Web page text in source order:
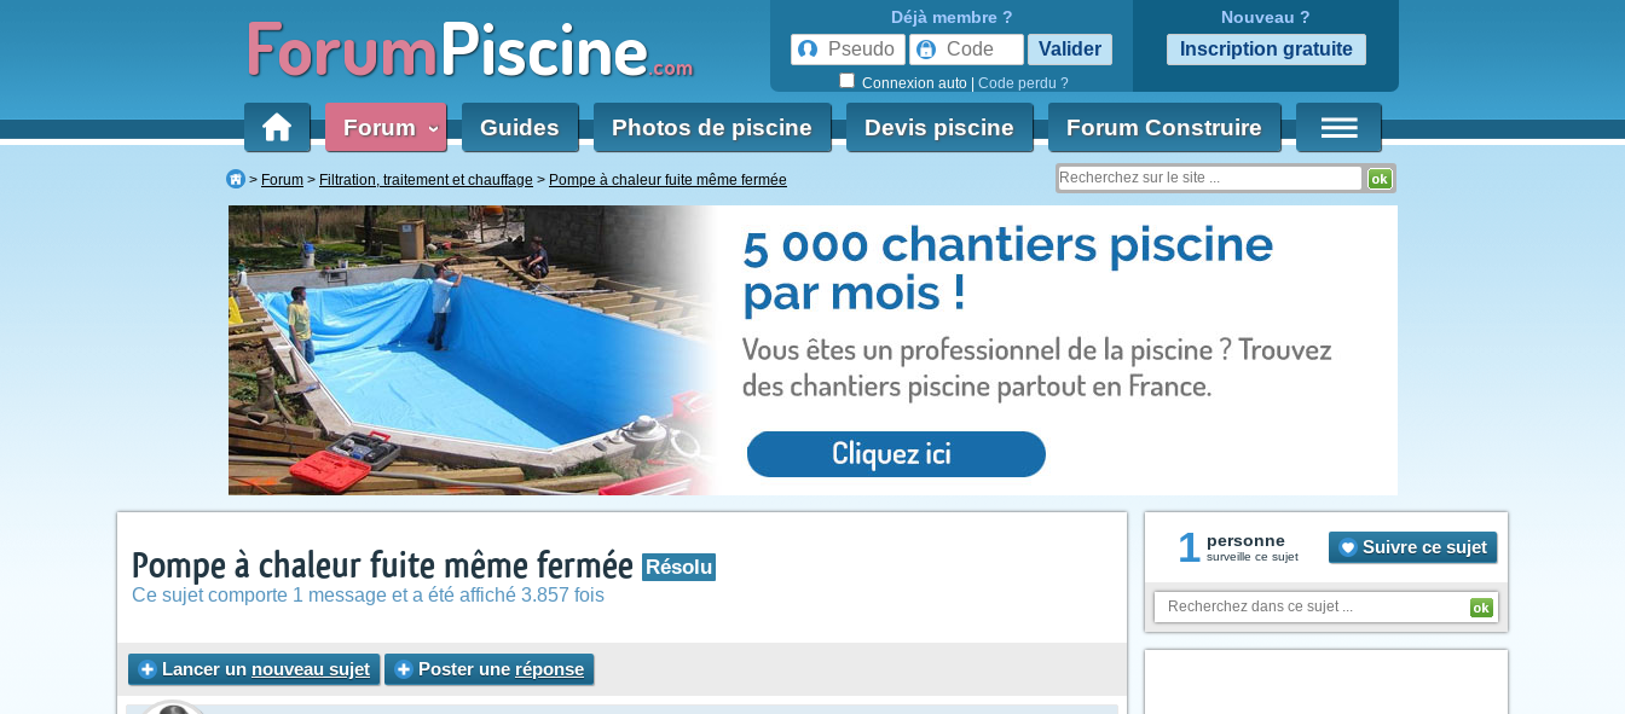
ForumPiscine.com
Déjà membre ?
Connexion auto Code perdu ?
Nouveau ?
Forum ‹ Guides Photos de piscine Devis piscine Forum Construire
Forum Filtration, traitement et chauffage Pompe à chaleur fuite même fermée
Pompe à chaleur fuite même fermée Résolu
Ce sujet comporte 1 message et a été affiché 3.857 fois
Lancer un nouveau sujet Poster une réponse
1 personne
surveille ce sujet Suivre ce sujet